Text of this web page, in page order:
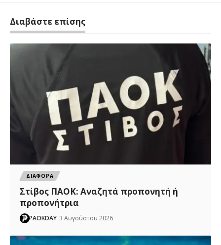
Διαβάστε επίσης
ΔΙΑΦΟΡΑ
Στίβος ΠΑΟΚ: Αναζητά προπονητή ή
προπονήτρια
PAOKDAY 3 Αυγούστου 2026